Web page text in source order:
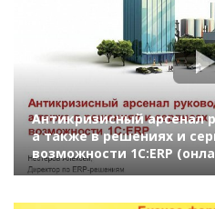
Антикризисный арсенал
а также в решениях и
возможности 1С:ERP
"1С:ERP в облаках" 14 мая